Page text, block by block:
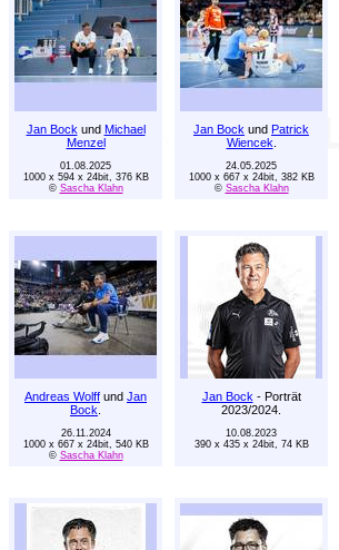
Jan Bock und Michael
Menzel
Jan Bock und Patrick
Wiencek
01.08.2025
1000 x 594 x 24bit, 376 KB
© Sascha Klahn
24.05.2025
1000 x 667 x 24bit, 382 KB
© Sascha Klahn
Andreas Wolff und Jan
Bock
Jan Bock - Porträt
2023/2024.
26.11.2024
1000 x 667 x 24bit, 540 KB
© Sascha Klahn
10.08.2023
390 x 435 x 24bit, 74 KB